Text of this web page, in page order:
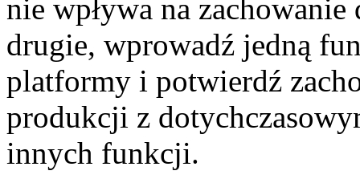
nie wpływa na
drugie, wprowadź jedną
platformy i potwierdź
produkcji z
innych funkcji.